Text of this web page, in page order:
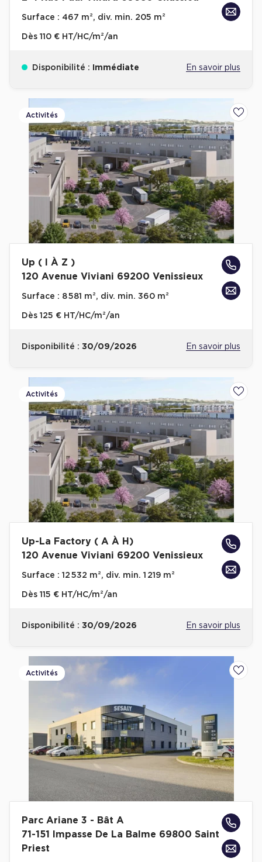
Surface : 467 m², div. min. 205 m²
Dès 110 € HT/HC/m²/an
Disponibilité : Immédiate En savoir plus
Activités
Up ( I À Z )
120 Avenue Viviani 69200 Venissieux
Surface : 8 581 m², div. min. 360 m²
Dès 125 € HT/HC/m²/an
Disponibilité : 30/09/2026 En savoir plus
Activités
Up-La Factory ( A À H)
120 Avenue Viviani 69200 Venissieux
Surface : 12 532 m², div. min. 1 219 m²
Dès 115 € HT/HC/m²/an
Disponibilité : 30/09/2026 En savoir plus
Activités
Parc Ariane 3 - Bât A
71-151 Impasse De La Balme 69800 Saint
Priest